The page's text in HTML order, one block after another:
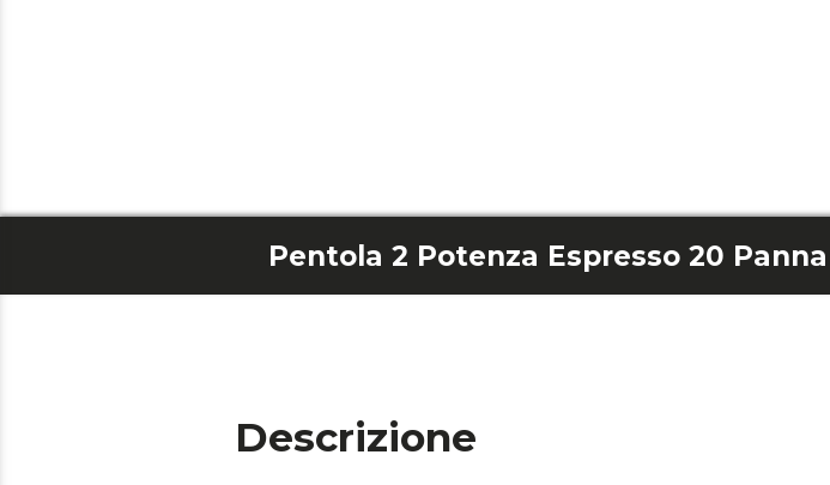
Pentola 2 Potenza Espresso 20 Panna
Descrizione